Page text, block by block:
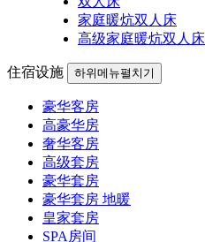
家庭暖炕双人床
高级家庭暖炕双人床
住宿设施 하위메뉴펼치기
豪华客房
高豪华房
奢华客房
高级套房
豪华套房
豪华套房 地暖
皇家套房
SPA房间